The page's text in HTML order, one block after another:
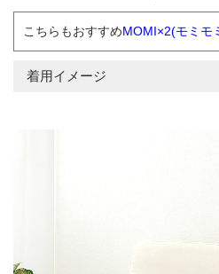
こちらもおすすめMOMI×2(モミモ
着用イメージ